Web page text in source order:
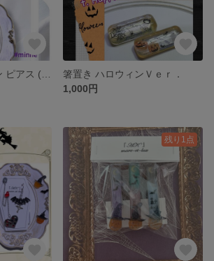
箸置き ハロウィンＶｅｒ．
1,000円
残り1点